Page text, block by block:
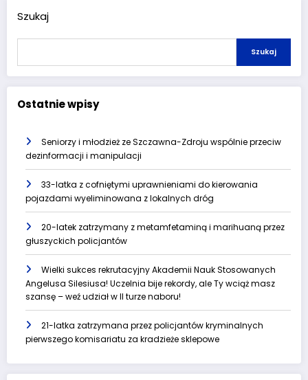
Szukaj
Szukaj
Ostatnie wpisy
Seniorzy i młodzież ze Szczawna-Zdroju wspólnie przeciw
dezinformacji i manipulacji
33-latka z cofniętymi uprawnieniami do kierowania
pojazdami wyeliminowana z lokalnych dróg
20-latek zatrzymany z metamfetaminą i marihuaną przez
głuszyckich policjantów
Wielki sukces rekrutacyjny Akademii Nauk Stosowanych
Angelusa Silesiusa! Uczelnia bije rekordy, ale Ty wciąż masz
szansę – weź udział w II turze naboru!
21-latka zatrzymana przez policjantów kryminalnych
pierwszego komisariatu za kradzieże sklepowe